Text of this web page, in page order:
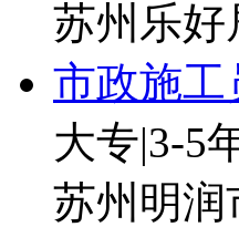
苏州乐好
市政施工
大专|3-5
苏州明润